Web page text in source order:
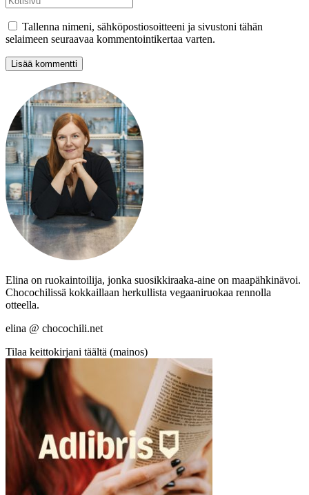
Tallenna nimeni, sähköpostiosoitteeni ja sivustoni tähän
selaimeen seuraavaa kommentointikertaa varten.
Elina on ruokaintoilija, jonka suosikkiraaka-aine on maapähkinävoi.
Chocochilissä kokkaillaan herkullista vegaaniruokaa rennolla
otteella.
elina @ chocochili.net
Tilaa keittokirjani täältä (mainos)